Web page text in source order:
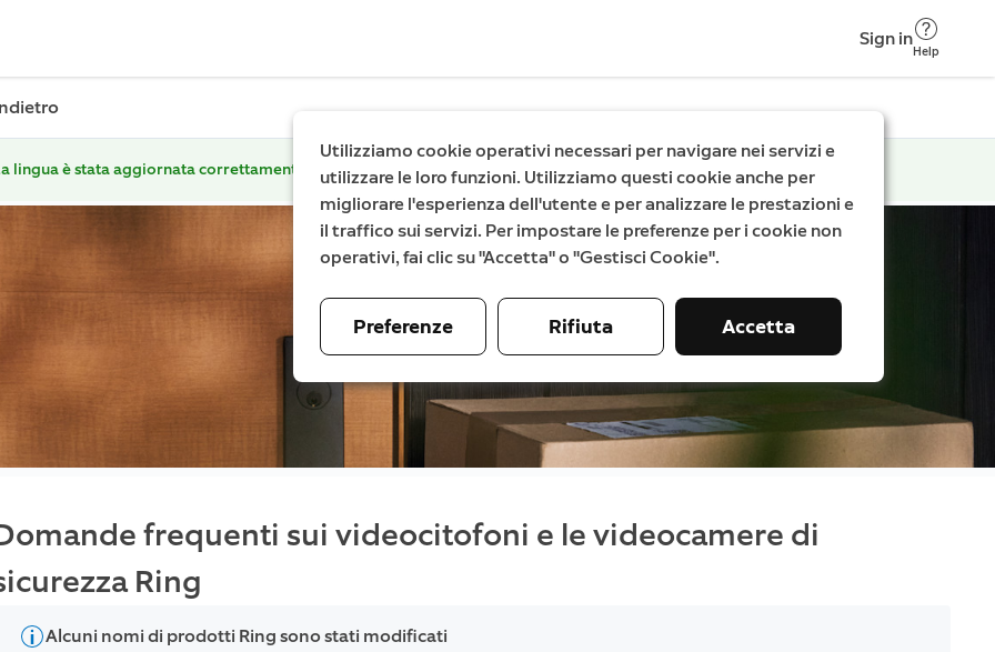
Sign in
Help
lingua è stata aggiornata correttamente.
frequenti sui videocitofoni e le videocamere di
Ring
Alcuni nomi di prodotti Ring sono stati modificati
Utilizziamo cookie operativi necessari per navigare nei servizi e
utilizzare le loro funzioni. Utilizziamo questi cookie anche per
migliorare l'esperienza dell'utente e per analizzare le prestazioni e
il traffico sui servizi. Per impostare le preferenze per i cookie non
operativi, fai clic su "Accetta" o "Gestisci Cookie".
Preferenze Rifiuta Accetta